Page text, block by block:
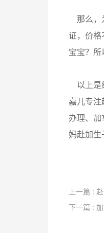
那么，
证，价格
宝宝？
以上是
嘉儿专
办理、
妈赴加生
上一篇 :
下一篇 :